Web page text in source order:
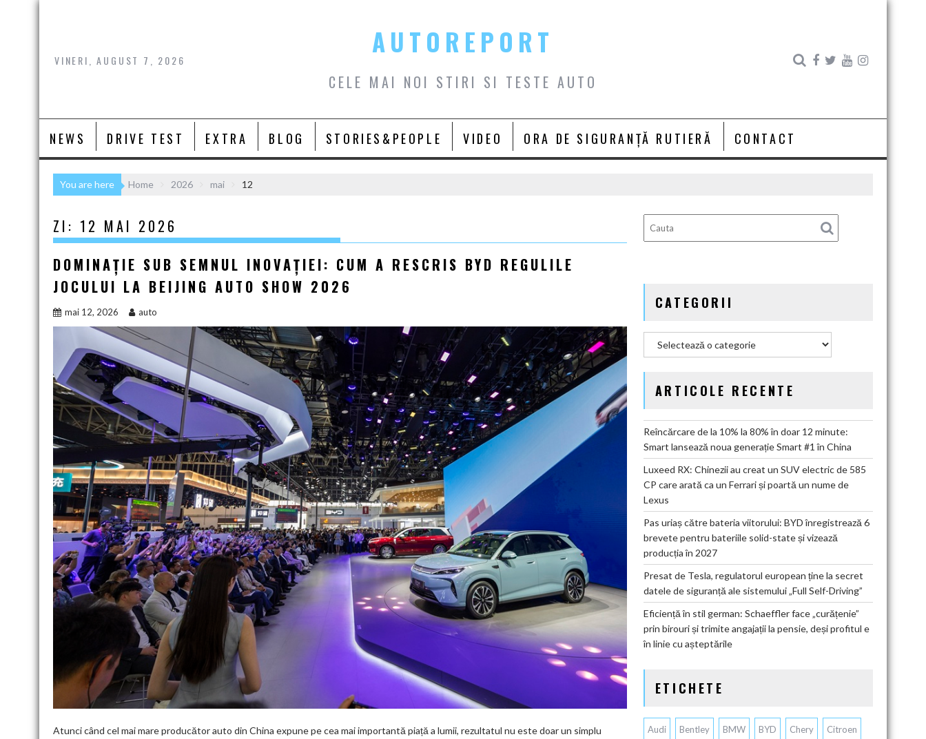
Skip
VINERI, AUGUST 7, 2026
AUTOREPORT
CELE MAI NOI STIRI SI TESTE AUTO
NEWS DRIVE TEST EXTRA BLOG STORIES&PEOPLE VIDEO ORA DE SIGURANȚĂ RUTIERĂ CONTACT
You are here Home 2026 mai 12
ZI: 12 MAI 2026
DOMINAȚIE SUB SEMNUL INOVAȚIEI: CUM A RESCRIS BYD REGULILE
JOCULUI LA BEIJING AUTO SHOW 2026
mai 12, 2026 auto
Atunci când cel mai mare producător auto din China expune pe cea mai importantă piață a lumii, rezultatul nu este doar un simplu
CATEGORII
ARTICOLE RECENTE
Reîncărcare de la 10% la 80% în doar 12 minute:
Smart lansează noua generație Smart #1 în China
Luxeed RX: Chinezii au creat un SUV electric de 585
CP care arată ca un Ferrari și poartă un nume de
Lexus
Pas uriaș către bateria viitorului: BYD înregistrează 6
brevete pentru bateriile solid-state și vizează
producția în 2027
Presat de Tesla, regulatorul european ține la secret
datele de siguranță ale sistemului „Full Self-Driving”
Eficiență în stil german: Schaeffler face „curățenie”
prin birouri și trimite angajații la pensie, deși profitul e
în linie cu așteptările
ETICHETE
Audi Bentley BMW BYD Chery Citroen